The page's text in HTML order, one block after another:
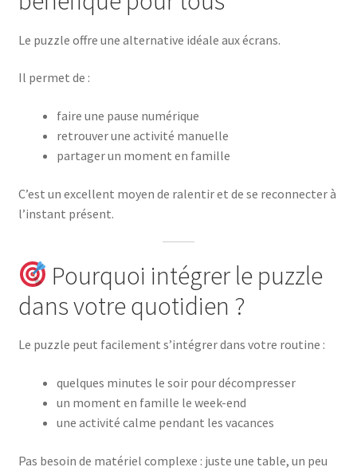
Le puzzle offre une alternative idéale aux écrans.
Il permet de :
faire une pause numérique
retrouver une activité manuelle
partager un moment en famille
C’est un excellent moyen de ralentir et de se reconnecter à
l’instant présent.
Pourquoi intégrer le puzzle
dans votre quotidien ?
Le puzzle peut facilement s’intégrer dans votre routine :
quelques minutes le soir pour décompresser
un moment en famille le week-end
une activité calme pendant les vacances
Pas besoin de matériel complexe : juste une table, un peu